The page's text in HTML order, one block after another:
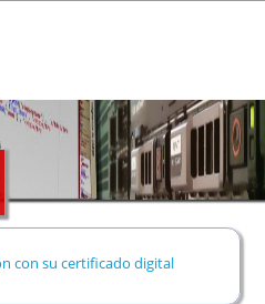
con su certificado digital